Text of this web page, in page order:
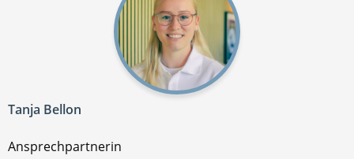
Tanja Bellon
Ansprechpartnerin